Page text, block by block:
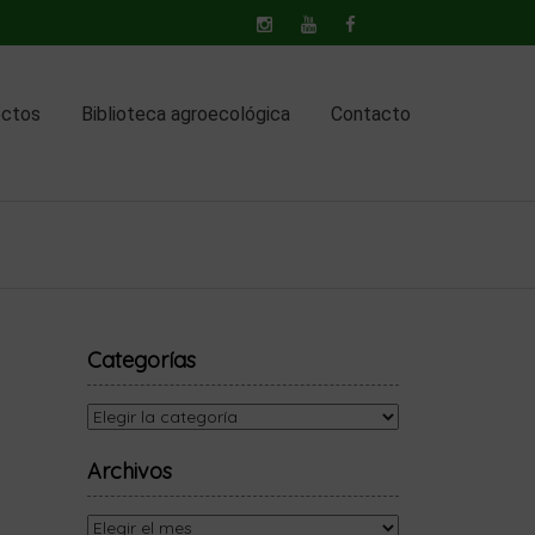
Biblioteca agroecológica Contacto
Categorías
Categorías
Archivos
Archivos